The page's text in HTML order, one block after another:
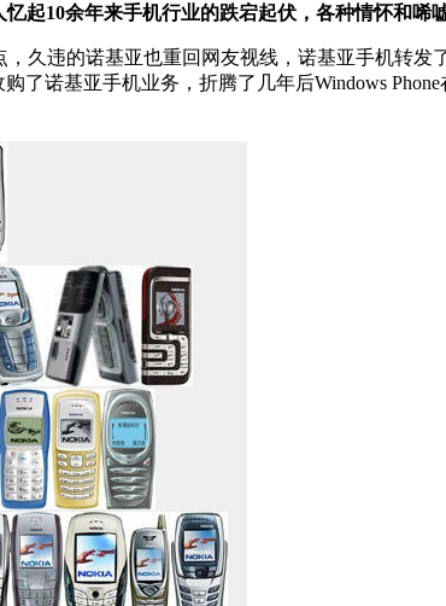
起10余年来手机行业的跌宕起伏，各种情怀和唏
违的诺基亚也重回网友视线，诺基亚手机转发
诺基亚手机业务，折腾了几年后Windows